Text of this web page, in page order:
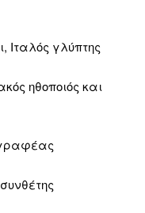
Ιταλός γλύπτης
ηθοποιός και